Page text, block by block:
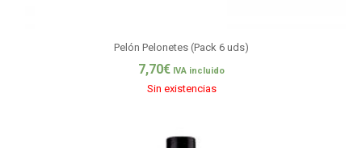
Pelón Pelonetes (Pack 6 uds)
7,70€ IVA incluido
Sin existencias